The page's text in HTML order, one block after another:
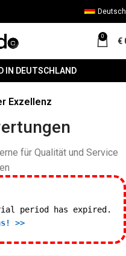
Deutsch
0 €
IN DEUTSCHLAND
Exzellenz
für Qualität und Service
period has expired.
>>